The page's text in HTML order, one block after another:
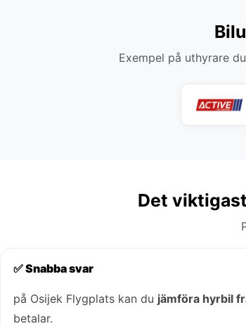
Exempel på uthyrare
Det
✅ Snabba svar
på Osijek Flygplats kan du jämföra hyrbil
betalar.